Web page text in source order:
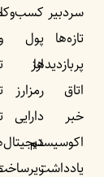
سردبیر
تازه‌ها
پربازدید‌ها
اتاق
خبر
اکوسیستم
یادداشت‌
پول
ارز
رمزارز
دارایی
دیجیتال